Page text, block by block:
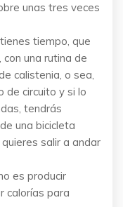
unas tres veces
tiempo, que
una rutina de
calistenia, o sea,
de circuito y si lo
tendrás
una bicicleta
salir a andar
es producir
calorías para